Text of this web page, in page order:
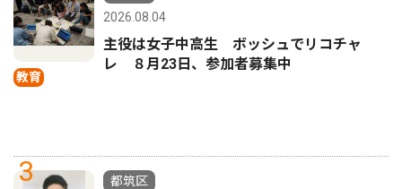
教育
2026.08.04
主役は女子中高生 ボッシュでリコチャ
レ ８月23日、参加者募集中
3
都筑区